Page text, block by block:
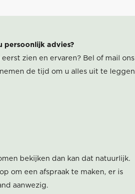
persoonlijk advies?
zien en ervaren? Bel of mail ons
de tijd om u alles uit te leggen
bekijken dan kan dat natuurlijk.
om een afspraak te maken, er is
aanwezig.